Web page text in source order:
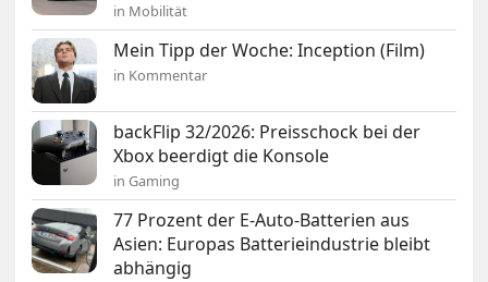
in Mobilität
Mein Tipp der Woche: Inception (Film)
in Kommentar
backFlip 32/2026: Preisschock bei der
Xbox beerdigt die Konsole
in Gaming
77 Prozent der E-Auto-Batterien aus
Asien: Europas Batterieindustrie bleibt
abhängig